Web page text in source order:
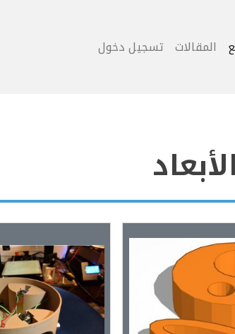
المقالات تسجيل دخول